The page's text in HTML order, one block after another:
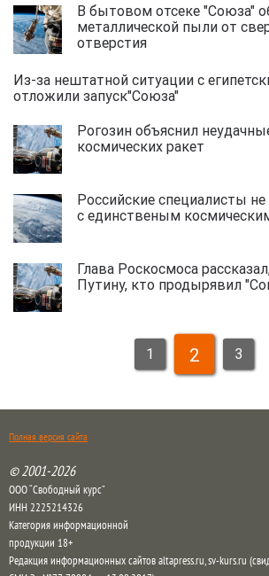
В бытовом отсеке "Союза"
металлической пыли от
отверстия
Из-за нештатной ситуации с
отложили запуск"Союза"
Рогозин объяснил
космических ракет
Российские специалисты
с единственым
Глава Роскосмоса
Путину, кто продырявил
1 2 3
Полная версия сайта
© 2001-2026
ООО “Свободный курс”
ИНН 2225214326
Категория информационной
продукции 18+
Редакция информационных сайтов altapress.ru, sv-kurs.ru